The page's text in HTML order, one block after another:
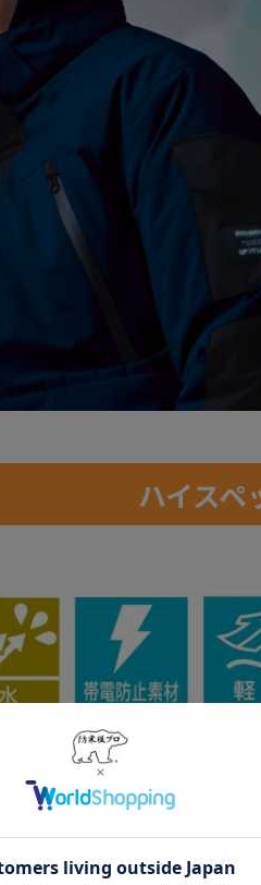
ハイスペ
れたデザインが融合。体を
スペック防寒着の誕生。